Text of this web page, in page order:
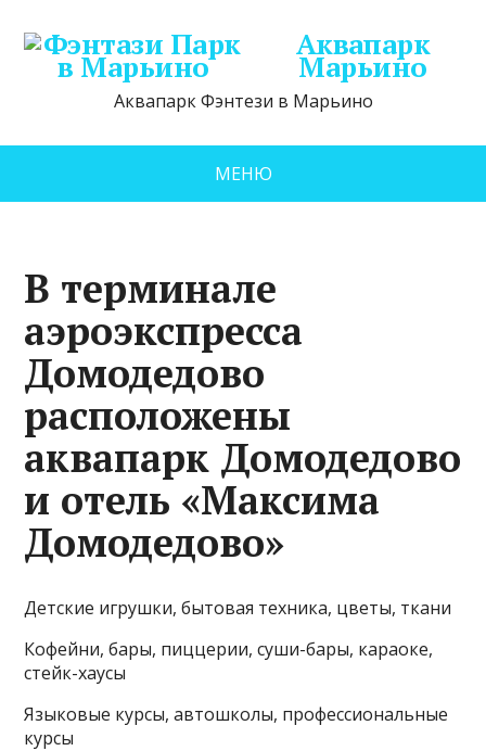
Аквапарк
Марьино
Аквапарк Фэнтези в Марьино
МЕНЮ
В терминале
аэроэкспресса
Домодедово
расположены
аквапарк Домодедово
и отель «Максима
Домодедово»
Детские игрушки, бытовая техника, цветы, ткани
Кофейни, бары, пиццерии, суши-бары, караоке,
стейк-хаусы
Языковые курсы, автошколы, профессиональные
курсы